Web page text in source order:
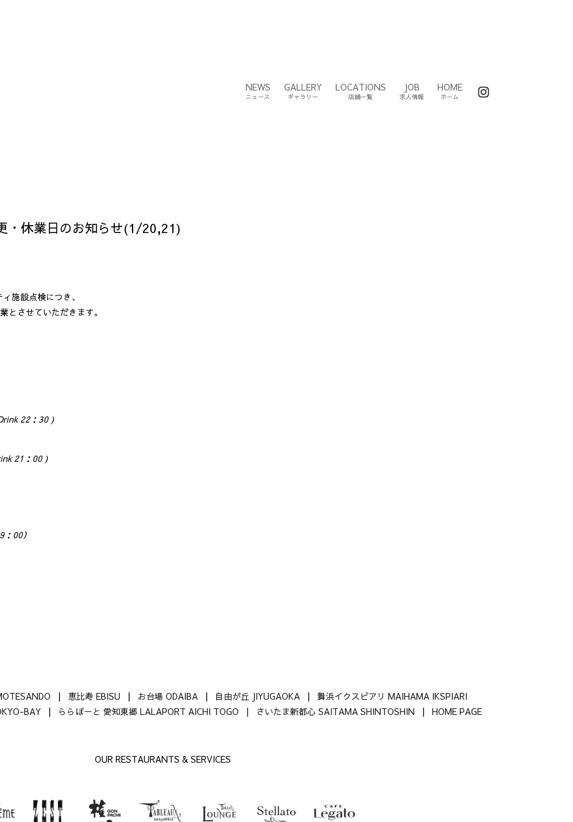
NEWS
ニュース
GALLERY
ギャラリー
LOCATIONS
店舗一覧
JOB
求人情報
HOME
ホーム
・休業日のお知らせ(1/20,21)
施設点検につき、
とさせていただきます。
22：30 )
21：00 )
00）
| 恵比寿 EBISU | お台場 ODAIBA | 自由が丘 JIYUGAOKA | 舞浜イクスピアリ MAIHAMA IKSPIARI
BAY
| ららぽーと 愛知東郷 LALAPORT AICHI TOGO | さいたま新都心 SAITAMA SHINTOSHIN | HOME PAGE
OUR RESTAURANTS & SERVICES